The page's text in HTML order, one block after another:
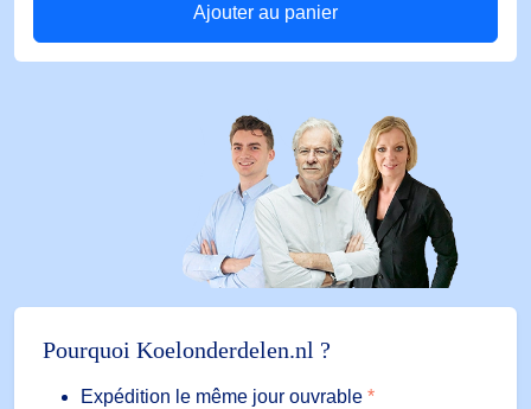
ADK-
Ajouter au panier
Pourquoi Koelonderdelen.nl ?
Expédition le même jour ouvrable *